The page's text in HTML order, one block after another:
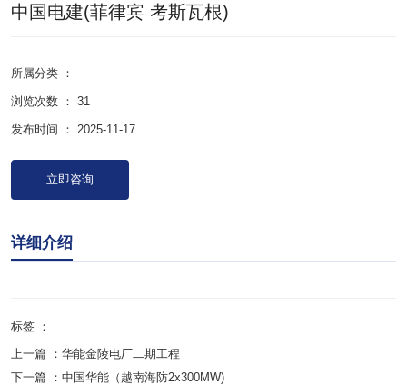
中国电建(菲律宾 考斯瓦根)
所属分类 ：
浏览次数 ： 31
发布时间 ： 2025-11-17
立即咨询
详细介绍
标签 ：
上一篇 ： 华能金陵电厂二期工程
下一篇 ： 中国华能（越南海防2x300MW)